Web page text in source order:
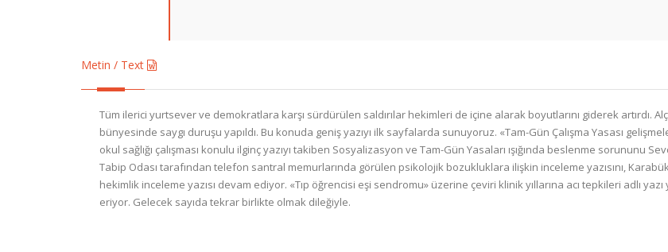
Metin / Text
Tüm ilerici yurtsever ve demokratlara karşı sürdürülen saldırılar hekimleri de içine alarak boyutlarını giderek artırdı.
bünyesinde saygı duruşu yapıldı. Bu konuda geniş yazıyı ilk sayfalarda sunuyoruz. «Tam-Gün Çalışma Yasası
okul sağlığı çalışması konulu ilginç yazıyı takiben Sosyalizasyon ve Tam-Gün Yasaları ışığında beslenme sorununu
Tabip Odası tarafından telefon santral memurlarında görülen psikolojik bozukluklara ilişkin inceleme yazısını,
hekimlik inceleme yazısı devam ediyor. «Tıp öğrencisi eşi sendromu» üzerine çeviri klinik yıllarına acı tepkileri adlı
eriyor. Gelecek sayıda tekrar birlikte olmak dileğiyle.